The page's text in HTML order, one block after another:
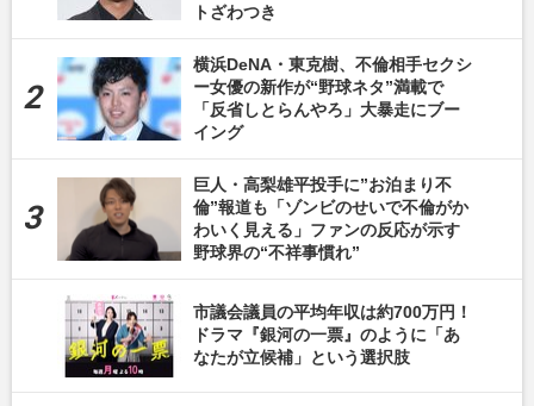
トざわつき
横浜DeNA・東克樹、不倫相手セクシ
ー女優の新作が“野球ネタ”満載で
「反省しとらんやろ」大暴走にブー
イング
巨人・高梨雄平投手に”お泊まり不
倫”報道も「ゾンビのせいで不倫がか
わいく見える」ファンの反応が示す
野球界の“不祥事慣れ”
市議会議員の平均年収は約700万円！
ドラマ『銀河の一票』のように「あ
なたが立候補」という選択肢